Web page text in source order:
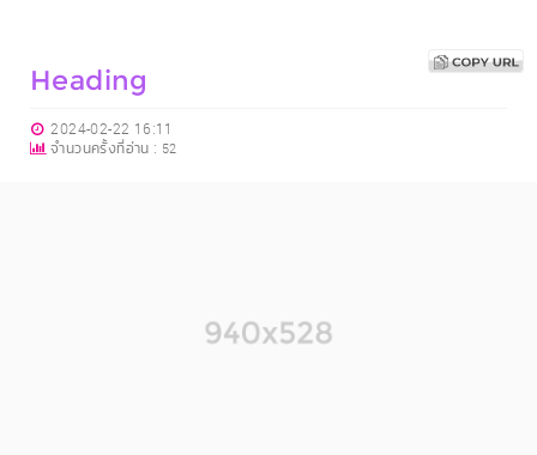
Heading
2024-02-22 16:11
จำนวนครั้งที่อ่าน : 52